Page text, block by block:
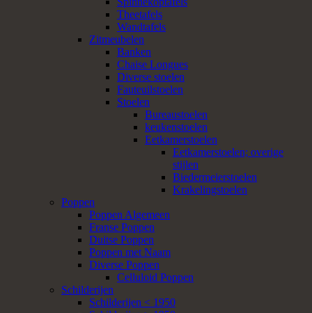
Theetafels
Wandtafels
Zitmeubelen
Banken
Chaise Longues
Diverse stoelen
Fauteuilstoelen
Stoelen
Bureaustoelen
keukenstoelen
Eetkamerstoelen
Eetkamerstoelen; overige
stijlen
Biedermeierstoelen
Krakelingstoelen
Poppen
Poppen Algemeen
Franse Poppen
Duitse Poppen
Poppen met Naam
Diverse Poppen
Celluloid Poppen
Schilderijen
Schilderijen < 1950